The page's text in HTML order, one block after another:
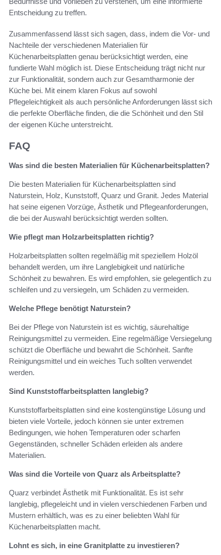
Entscheidung zu treffen.
Zusammenfassend lässt sich sagen, dass, indem die Vor- und
Nachteile der verschiedenen Materialien für
Küchenarbeitsplatten genau berücksichtigt werden, eine
fundierte Wahl möglich ist. Diese Entscheidung trägt nicht nur
zur Funktionalität, sondern auch zur Gesamtharmonie der
Küche bei. Mit einem klaren Fokus auf sowohl
Pflegeleichtigkeit als auch persönliche Anforderungen lässt sich
die perfekte Oberfläche finden, die die Schönheit und den Stil
der eigenen Küche unterstreicht.
FAQ
Was sind die besten Materialien für Küchenarbeitsplatten?
Die besten Materialien für Küchenarbeitsplatten sind
Naturstein, Holz, Kunststoff, Quarz und Granit. Jedes Material
hat seine eigenen Vorzüge, Ästhetik und Pflegeanforderungen,
die bei der Auswahl berücksichtigt werden sollten.
Wie pflegt man Holzarbeitsplatten richtig?
Holzarbeitsplatten sollten regelmäßig mit speziellem Holzöl
behandelt werden, um ihre Langlebigkeit und natürliche
Schönheit zu bewahren. Es wird empfohlen, sie gelegentlich zu
schleifen und zu versiegeln, um Schäden zu vermeiden.
Welche Pflege benötigt Naturstein?
Bei der Pflege von Naturstein ist es wichtig, säurehaltige
Reinigungsmittel zu vermeiden. Eine regelmäßige Versiegelung
schützt die Oberfläche und bewahrt die Schönheit. Sanfte
Reinigungsmittel und ein weiches Tuch sollten verwendet
werden.
Sind Kunststoffarbeitsplatten langlebig?
Kunststoffarbeitsplatten sind eine kostengünstige Lösung und
bieten viele Vorteile, jedoch können sie unter extremen
Bedingungen, wie hohen Temperaturen oder scharfen
Gegenständen, schneller Schäden erleiden als andere
Materialien.
Was sind die Vorteile von Quarz als Arbeitsplatte?
Quarz verbindet Ästhetik mit Funktionalität. Es ist sehr
langlebig, pflegeleicht und in vielen verschiedenen Farben und
Mustern erhältlich, was es zu einer beliebten Wahl für
Küchenarbeitsplatten macht.
Lohnt es sich, in eine Granitplatte zu investieren?